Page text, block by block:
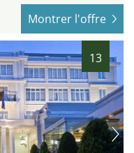
Montrer l'offre
13